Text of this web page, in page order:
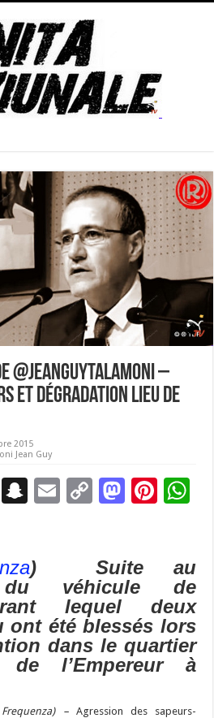
@JeanGuyTalamoni –
et dégradation lieu de
2015
Jean Guy
T
S
p
c
h
at
E
C
y
Li
n
k
M
d
o
n
Pi
es
t
p
p
) Suite au
du véhicule de
lequel deux
ont été blessés lors
dans le quartier
l’Empereur à
– Agression des sapeurs-